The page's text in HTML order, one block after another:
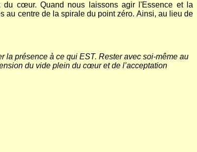
du cœur. Quand nous laissons agir l'Essence et la
au centre de la spirale du point zéro. Ainsi, au lieu de
la présence à ce qui EST. Rester avec soi-même au
du vide plein du cœur et de l’acceptation